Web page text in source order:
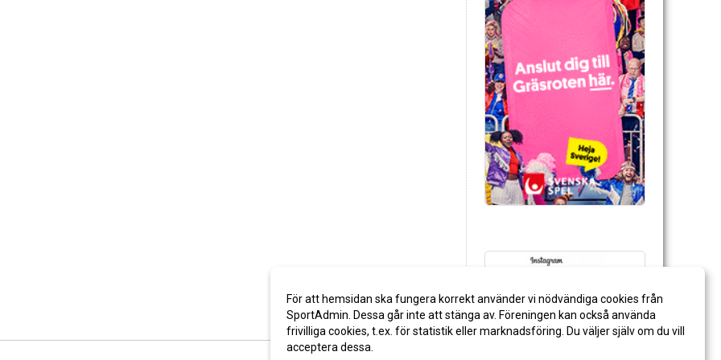
För att hemsidan ska fungera korrekt använder vi nödvändiga cookies från
SportAdmin. Dessa går inte att stänga av. Föreningen kan också använda
frivilliga cookies, t.ex. för statistik eller marknadsföring. Du väljer själv om du vill
acceptera dessa.